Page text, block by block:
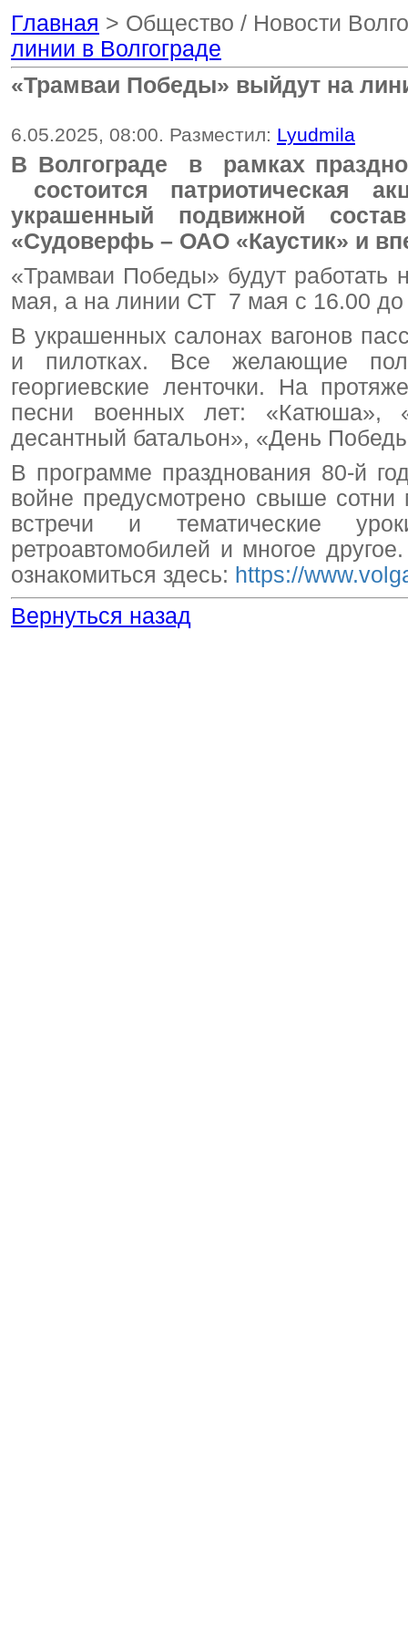
Главная > Общество / Новости
линии в Волгограде
«Трамваи Победы» выйдут на
6.05.2025, 08:00. Разместил: Lyudmila
В Волгограде в рамках
состоится патриотическая
украшенный подвижной
«Судоверфь – ОАО «Каустик» и
«Трамваи Победы» будут
мая, а на линии СТ 7 мая с 16.00 до
В украшенных салонах вагонов
и пилотках. Все желающие
георгиевские ленточки. На
песни военных лет: «Катюша»,
десантный батальон», «День
В программе празднования 80-й
войне предусмотрено свыше сотни
встречи и тематические
ретроавтомобилей и многое
ознакомиться здесь: https://
Вернуться назад